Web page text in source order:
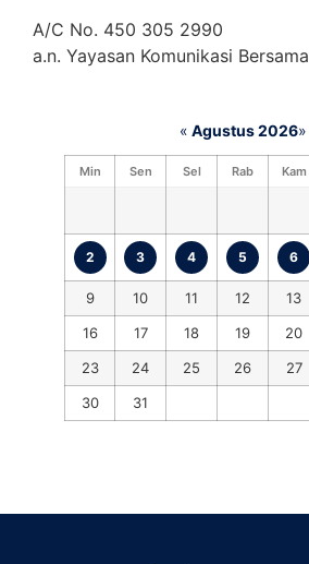
A/C No. 450 305 2990
a.n. Yayasan Komunikasi Bersama
« Agustus 2026»
Min Sen Sel Rab Kam
2 3 4 5 6
9 10 11 12 13
16
17 18 19 20
23
24 25 26 27
30
31